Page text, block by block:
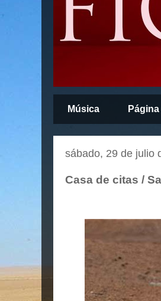
Música
sábado, 29 de julio
Casa de citas /